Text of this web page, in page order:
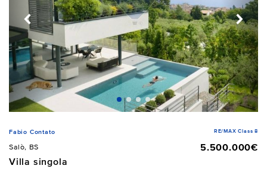
Fabio Contato RE/MAX Class 8
Salò, BS
5.500.000€
Villa singola